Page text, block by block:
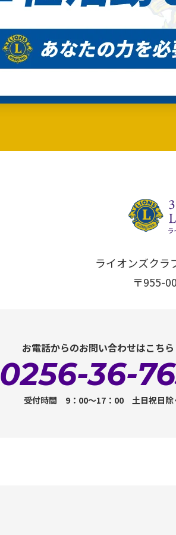
ライオンズクラ
〒955-
お電話からのお問い合わせはこちら
0256-36-
受付時間 9：00～17：00 土日祝日除